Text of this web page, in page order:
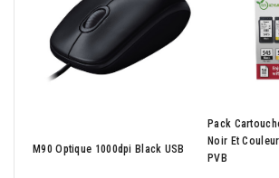
M90 Optique 1000dpi Black USB
Pack
Noir Et
PVB